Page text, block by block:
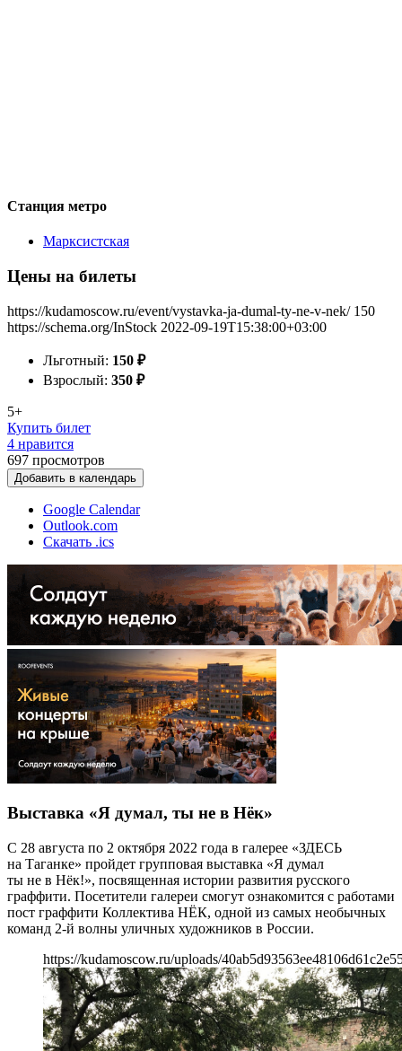
Станция метро
Марксистская
Цены на билеты
https://kudamoscow.ru/event/vystavka-ja-dumal-ty-ne-v-nek/ 150
https://schema.org/InStock 2022-09-19T15:38:00+03:00
Льготный: 150 ₽
Взрослый: 350 ₽
5+
Купить билет
4 нравится
697 просмотров
Добавить в календарь
Google Calendar
Outlook.com
Скачать .ics
Выставка «Я думал, ты не в Нёк»
С 28 августа по 2 октября 2022 года в галерее «ЗДЕСЬ
на Таганке» пройдет групповая выставка «Я думал
ты не в Нёк!», посвященная истории развития русского
граффити. Посетители галереи смогут ознакомится с работами
пост граффити Коллектива НЁК, одной из самых необычных
команд 2-й волны уличных художников в России.
https://kudamoscow.ru/uploads/